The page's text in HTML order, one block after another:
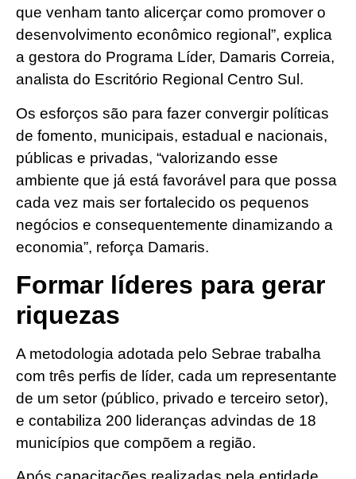
que venham tanto alicerçar como promover o
desenvolvimento econômico regional”, explica
a gestora do Programa Líder, Damaris Correia,
analista do Escritório Regional Centro Sul.
Os esforços são para fazer convergir políticas
de fomento, municipais, estadual e nacionais,
públicas e privadas, “valorizando esse
ambiente que já está favorável para que possa
cada vez mais ser fortalecido os pequenos
negócios e consequentemente dinamizando a
economia”, reforça Damaris.
Formar líderes para gerar
riquezas
A metodologia adotada pelo Sebrae trabalha
com três perfis de líder, cada um representante
de um setor (público, privado e terceiro setor),
e contabiliza 200 lideranças advindas de 18
municípios que compõem a região.